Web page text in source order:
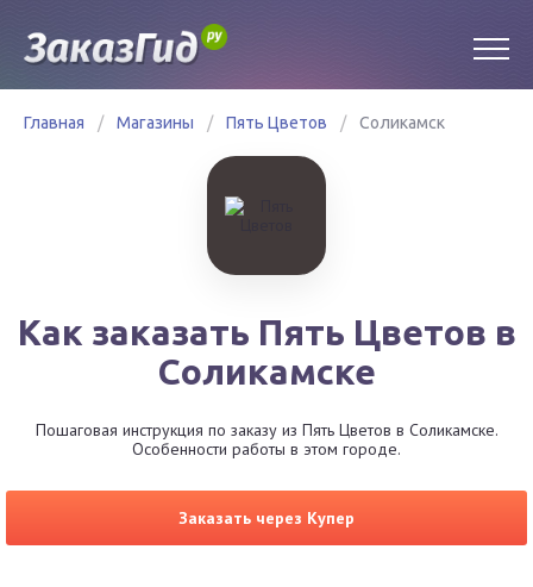
Главная / Магазины / Пять Цветов / Соликамск
Как заказать Пять Цветов в
Соликамске
Пошаговая инструкция по заказу из Пять Цветов в Соликамске.
Особенности работы в этом городе.
Заказать через Купер